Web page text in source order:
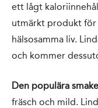
ett lågt
utmärkt produkt för
hälsosamma liv.
och kommer
Den populära
fräsch och mild.